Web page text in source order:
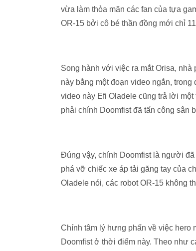
vừa làm thỏa mãn các fan của tựa
OR-15 bởi cô bé thần đồng mới chỉ
Song hành với việc ra mắt Orisa,
này bằng một đoạn video ngắn,
video này Efi Oladele cũng trả lời
phải chính Doomfist đã tấn công sân
Đúng vậy, chính Doomfist là người
phá vỡ chiếc xe áp tải găng tay của
Oladele nói, các robot OR-15 không
Chính tâm lý hưng phấn về việc hero
Doomfist ở thời điểm này. Theo như